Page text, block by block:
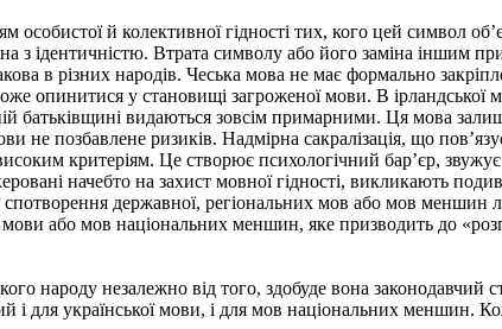
й колективної гідності тих, кого цей символ
з ідентичністю. Втрата символу або його заміна іншим
в різних народів. Чеська мова не має формально
опинитися у становищі загроженої мови. В
батьківщині видаються зовсім примарними. Ця мова
позбавлене ризиків. Надмірна сакралізація, що
критеріям. Це створює психологічний бар’єр,
начебто на захист мовної гідності, викликають
державної, регіональних мов або мов меншин
або мов національних меншин, яке призводить до
народу незалежно від того, здобуде вона
і для української мови, і для мов національних меншин.